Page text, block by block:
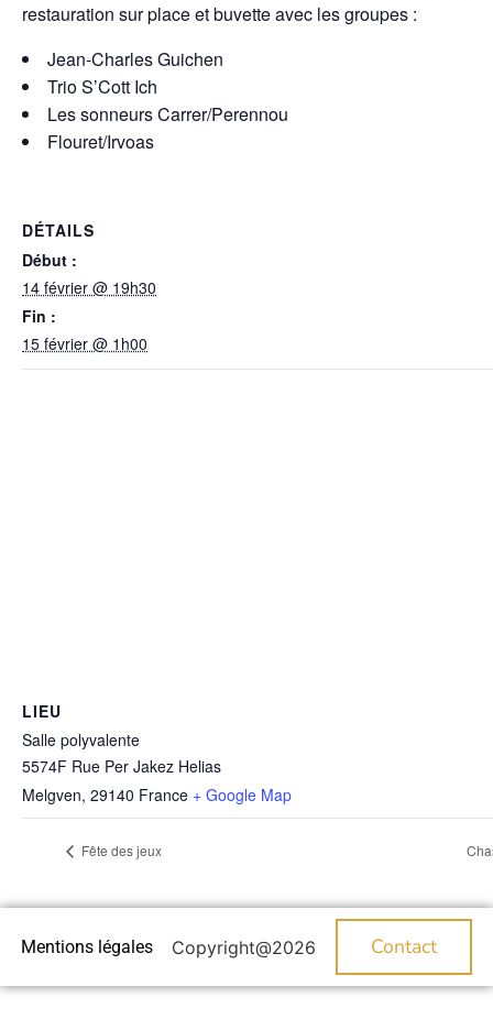
restauration sur place et buvette avec les groupes :
Jean-Charles Guichen
Trio S’Cott Ich
Les sonneurs Carrer/Perennou
Flouret/Irvoas
DÉTAILS
Début :
14 février @ 19h30
Fin :
15 février @ 1h00
LIEU
Salle polyvalente
5574F Rue Per Jakez Helias
Melgven, 29140 France + Google Map
Fête des jeux
Mentions légales Copyright@2026 Contact